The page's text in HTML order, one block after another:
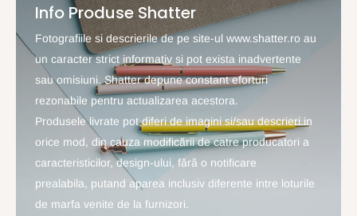
Info Produse Shatter
Fotografiile si descrierile de pe site-ul www.shatter.ro au
un caracter strict informativ si pot exista inadvertente
sau omisiuni. Shatter depune constant eforturi
rezonabile pentru actualizarea acestora.
Produsele livrate pot diferi de imagini si/sau descrieri in
orice mod, din cauza modificării de catre producatori a
caracteristicilor, design-ului, fără o notificare
prealabila, putand aparea inclusiv diferente intre loturile
de marfa venite de la furnizori.